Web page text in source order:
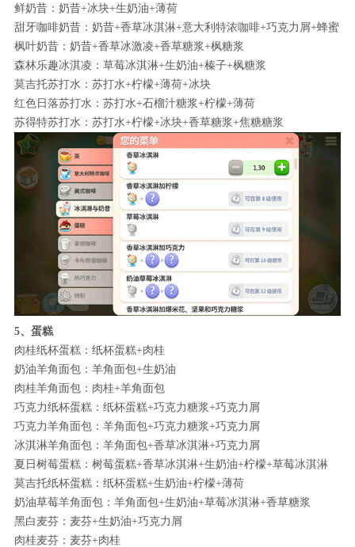
鲜奶昔：奶昔+冰块+生奶油+薄荷
甜牙咖啡奶昔：奶昔+香草冰淇淋+意大利特浓咖啡+巧克力屑+蜂蜜
枫叶奶昔：奶昔+香草冰激凌+香草糖浆+枫糖浆
森林乐趣冰淇凌：草莓冰淇淋+生奶油+榛子+枫糖浆
莫吉托苏打水：苏打水+柠檬+薄荷+冰块
红色日落苏打水：苏打水+石榴汁糖浆+柠檬+薄荷
苏得特苏打水：苏打水+柠檬+冰块+香草糖浆+焦糖糖浆
5、蛋糕
肉桂纸杯蛋糕：纸杯蛋糕+肉桂
奶油羊角面包：羊角面包+生奶油
肉桂羊角面包：肉桂+羊角面包
巧克力纸杯蛋糕：纸杯蛋糕+巧克力糖浆+巧克力屑
巧克力羊角面包：羊角面包+巧克力糖浆+巧克力屑
冰淇淋羊角面包：羊角面包+香草冰淇淋+巧克力屑
夏日树莓蛋糕：树莓蛋糕+香草冰淇淋+生奶油+柠檬+草莓冰淇淋
莫吉托纸杯蛋糕：纸杯蛋糕+生奶油+柠檬+薄荷
奶油草莓羊角面包：羊角面包+生奶油+草莓冰淇淋+香草糖浆
黑白麦芬：麦芬+生奶油+巧克力屑
肉桂麦芬：麦芬+肉桂